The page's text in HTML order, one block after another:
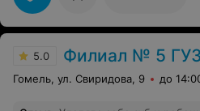
5.0 Филиал № 5 ГУЗ
Гомель, ул. Свиридова, 9 до